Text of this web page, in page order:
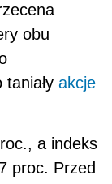
obu
akcje
a indeks
proc. Przed